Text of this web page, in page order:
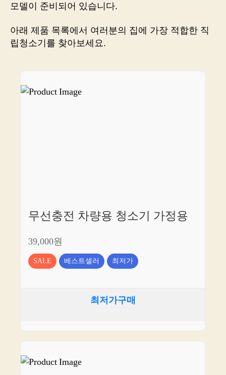
쇼
로
모델이 준비되어 있습니다.
아래 제품 목록에서 여러분의 집에 가장 적합한 직
립청소기를 찾아보세요.
무선충전 차량용 청소기 가정용
39,000원
SALE 베스트셀러 최저가
최저가구매